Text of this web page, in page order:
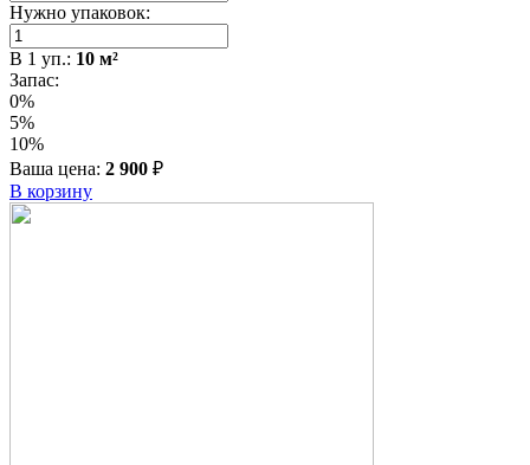
Нужно упаковок:
В 1 уп.: 10 м²
Запас:
0%
5%
10%
Ваша цена: 2 900 ₽
В корзину